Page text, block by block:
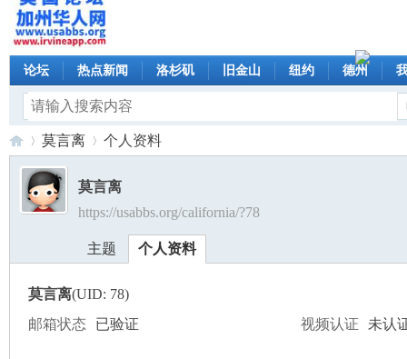
论坛 热点新闻 洛杉矶 旧金山 纽约 德州
美›
莫言离
›
个人资料
莫言离
https://usabbs.org/california/?78
主题 个人资料
莫言离(UID: 78)
邮箱状态
已验证 视频认证 未认